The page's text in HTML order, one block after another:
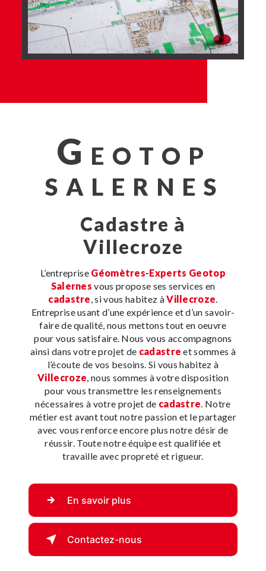
G EOTOP
SALERNES
cadastre à
Villecroze
L’entreprise Géomètres-Experts Geotop
Salernes vous propose ses services en
cadastre , si vous habitez àVillecroze
Entreprise usant d’une expérience et d’un savoir-
faire de qualité, nous mettons tout en oeuvre
pour vous satisfaire. Nous vous accompagnons
ainsi dans votre projet de cadastre et sommes à
l’écoute de vos besoins. Si vous habitez à
Villecroze , nous sommes à votre disposition
pour vous transmettre les renseignements
nécessaires à votre projet de cadastre . Notre
métier est avant tout notre passion et le partager
avec vous renforce encore plus notre désir de
réussir. Toute notre équipe est qualifiée et
travaille avec propreté et rigueur.
En savoir plus
Contactez-nous